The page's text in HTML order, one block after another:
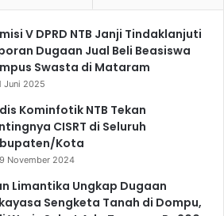
V DPRD NTB Janji Tindaklanjuti
Dugaan Jual Beli Beasiswa
Swasta di Mataram
Juni 2025
Kominfotik NTB Tekan
CISRT di Seluruh
Kota
November 2024
Limantika Ungkap Dugaan
Sengketa Tanah di Dompu,